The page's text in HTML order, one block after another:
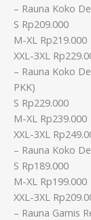
– Rauna Koko
S Rp209.000
M-XL Rp219.000
XXL-3XL
– Rauna Koko
PKK)
S Rp229.000
M-XL Rp239.000
XXL-3XL
– Rauna Koko
S Rp189.000
M-XL Rp199.000
XXL-3XL
– Rauna Gamis